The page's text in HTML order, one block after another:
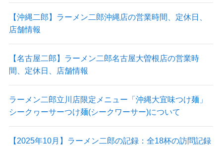
【沖縄二郎】ラーメン二郎沖縄店の営業時間、定休日、
店舗情報
【名古屋二郎】ラーメン二郎名古屋大曽根店の営業時
間、定休日、店舗情報
ラーメン二郎立川店限定メニュー「沖縄大宜味つけ麺」
シークヮーサーつけ麺(シークワーサー)について
【2025年10月】ラーメン二郎の記録：全18杯の訪問記録